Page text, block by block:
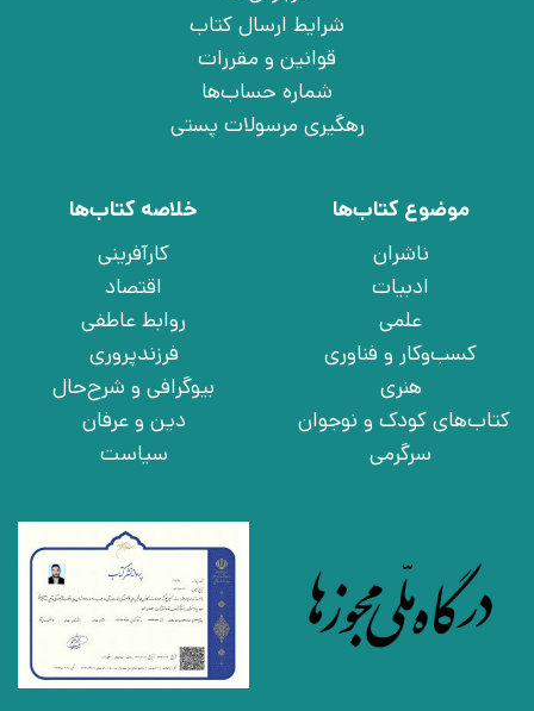
شرایط ارسال کتاب
قوانین و مقررات
شماره حساب‌ها
رهگیری مرسولات پستی
موضوع کتاب‌ها
ناشران
ادبیات
علمی
کسب‌وکار و فناوری
هنری
کتاب‌های کودک و نوجوان
سرگرمی
خلاصه کتاب‌ها
کارآفرینی
اقتصاد
روابط عاطفی
فرزندپروری
بیوگرافی و شرح‌حال
دین و عرفان
سیاست